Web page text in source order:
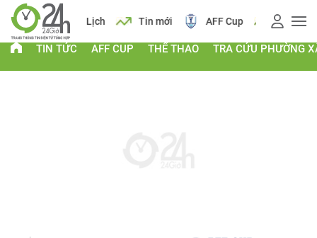
Lịch Tin mới AFF Cup Giá vàng
TIN TỨC AFF CUP THỂ THAO TRA CỨU PHƯỜNG